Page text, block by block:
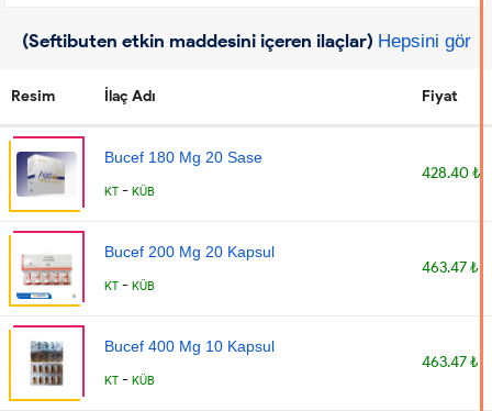
(Seftibuten etkin maddesini içeren ilaçlar) Hepsini gör
Resim İlaç Adı Fiyat
Bucef 180 Mg 20 Sase
KT - KÜB
428.40 ₺
Bucef 200 Mg 20 Kapsul
KT - KÜB
463.47 ₺
Bucef 400 Mg 10 Kapsul
KT - KÜB
463.47 ₺